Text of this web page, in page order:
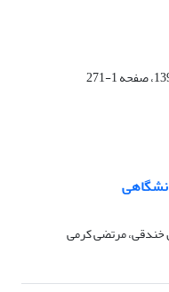
خندقی، مرتضی کرمی